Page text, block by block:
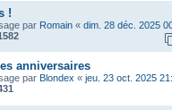
!
par Romain « dim. 28 déc. 2025
anniversaires
par Blondex « jeu. 23 oct. 2025